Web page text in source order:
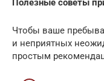
Полезные советы
Чтобы ваше
и неприятных
простым